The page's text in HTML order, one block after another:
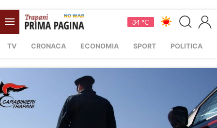
34 °C
TV CRONACA ECONOMIA SPORT POLITICA